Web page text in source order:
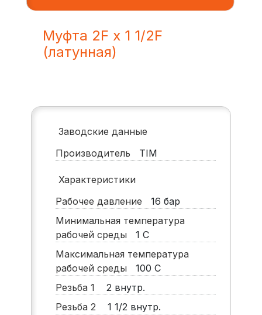
Муфта 2F х 1 1/2F
(латунная)
Заводские данные
Производитель
TIM
Характеристики
Рабочее давление
16 бар
Минимальная температура
рабочей среды
1 С
Максимальная температура
рабочей среды
100 С
Резьба 1
2 внутр.
Резьба 2
1 1/2 внутр.